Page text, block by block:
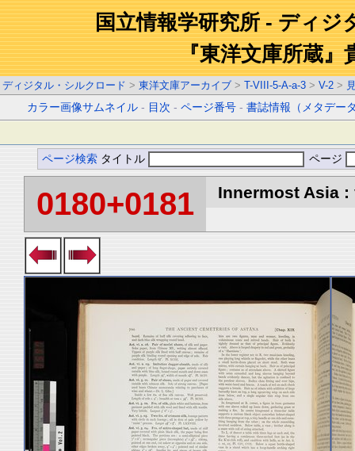
国立情報学研究所 - ディジ
『東洋文庫所蔵』
ディジタル・シルクロード > 東洋文庫アーカイブ > T-VIII-5-A-a-3 > V-2 >
カラー画像サムネイル - 目次 -ページ番号 -書誌情報（メタデー
ページ検索 タイトル ページ
0180+0181 Innermost Asia :